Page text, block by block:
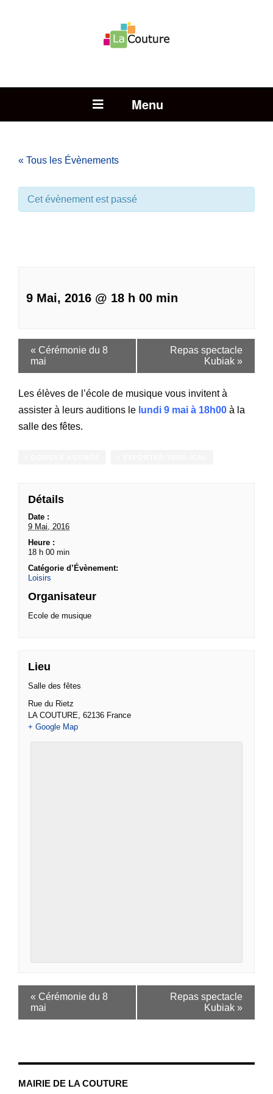
Open Menu
MAIRIE DE LA COUTURE
« Tous les Évènements
Cet évènement est passé
9 Mai, 2016 @ 18 h 00 min
« Cérémonie du 8
mai
Repas spectacle
Kubiak »
Les élèves de l’école de musique vous invitent à
assister à leurs auditions le lundi 9 mai à 18h00 à la
salle des fêtes.
Détails
Date :
9 Mai, 2016
Heure :
18 h 00 min
Catégorie d’Évènement:
Loisirs
Organisateur
Ecole de musique
Lieu
Salle des fêtes
Rue du Rietz
LA COUTURE, 62136 France
+ Google Map
« Cérémonie du 8
mai
Repas spectacle
Kubiak »